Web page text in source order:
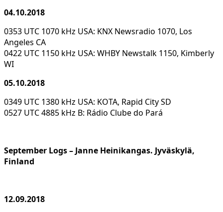
04.10.2018
0353 UTC 1070 kHz USA: KNX Newsradio 1070, Los
Angeles CA
0422 UTC 1150 kHz USA: WHBY Newstalk 1150, Kimberly
WI
05.10.2018
0349 UTC 1380 kHz USA: KOTA, Rapid City SD
0527 UTC 4885 kHz B: Rádio Clube do Pará
September Logs – Janne Heinikangas. Jyväskylä,
Finland
12.09.2018